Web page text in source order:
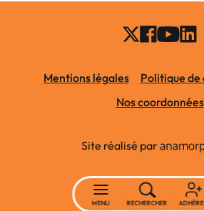
Mentions légales
Politique
Nos coordonnées
Site réalisé par
MENU RECHERCHER